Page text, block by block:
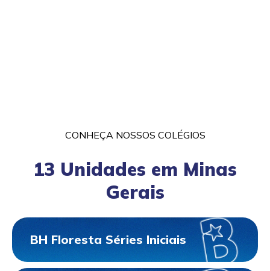
CONHEÇA NOSSOS COLÉGIOS
13 Unidades em Minas
Gerais
BH Floresta Séries Iniciais